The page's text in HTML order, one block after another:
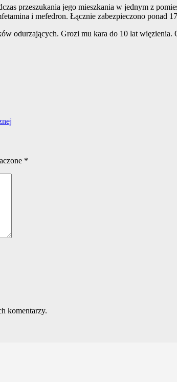
przeszukania jego mieszkania w jednym z
i mefedron. Łącznie zabezpieczono ponad
odurzających. Grozi mu kara do 10 lat
*
komentarzy.